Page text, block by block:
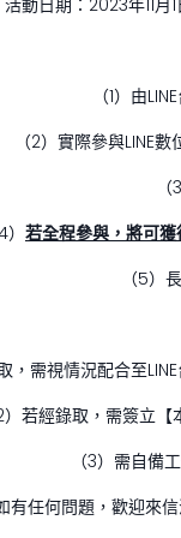
活動日期：2023年11
（1）由
（2）實際參與LINE
） 若全程參與，將可獲
（5）
取，需視情況配合至
2）若經錄取，需簽立
（3）需自備
有任何問題，歡迎來